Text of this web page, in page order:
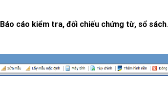
Báo cáo kiểm tra, đối chiếu chứng từ, sổ sách.